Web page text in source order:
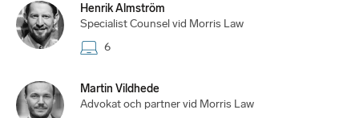
Henrik Almström
Specialist Counsel vid Morris Law
6
Martin Vildhede
Advokat och partner vid Morris Law